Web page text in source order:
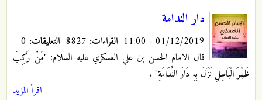
دار الندامة
01/12/2019 - 11:00 القراءات: التعليقات:
قال الامام الحسن بن علي العسكري عليه السلام: "مَنْ رَكِبَ
ظَهْرَ الْبَاطِلِ‏ نَزَلَ بِهِ دَارَ النَّدَامَةِ" .‏
اقرأ المزيد